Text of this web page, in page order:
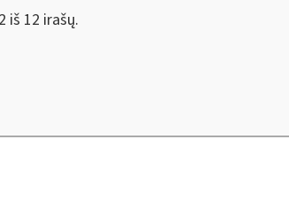
iš 12 irašų.